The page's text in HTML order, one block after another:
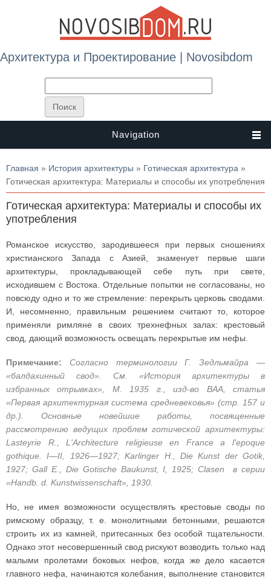
Архитектура и Проектирование | Novosibdom
Navigation
Вы здесь
Главная » История архитектуры » Готическая архитектура »
Готическая архитектура: Материалы и способы их употребления
Готическая архитектура: Материалы и способы их
употребления
Романское искусство, зародившееся при первых сношениях
христианского Запада с Азией, знаменует первые шаги
архитектуры, прокладывающей себе путь при свете,
исходившем с Востока. Отдельные попытки не согласованы, но
повсюду одно и то же стремление: перекрыть церковь сводами.
И, несомненно, правильным решением считают то, которое
применяли римляне в своих трехнефных залах: крестовый
свод, дающий возможность освещать перекрытые им нефы.
Примечание:
Согласно терминологии Г. Зедльмайра —
«балдахинный свод». См. «История архитектуры в
избранных отрывках», М. 1935 г., изд-во ВАА, статья
«Первая архитектурная система средневековья» (стр. 157 и
др.). Основные новейшие работы, посвященные
рассмотрению ведущих проблем готической архитектуры:
Lasteyrie R., L'Architecture religieuse en France a l'epoque
gothique. I—II, 1926—1927; Karlinger H., Die Kunst der Gotik,
1927; Gall E., Die Gotische Baukunst, I, 1925; Сlasen в серии
«Handb. d. Kunstwissenschaft», 1930.
Но, не имея возможности осуществлять крестовые своды по
римскому образцу, т. е. монолитными бетонными, решаются
строить их из камней, притесанных без особой тщательности.
Однако этот несовершенный свод рискуют возводить только над
малыми пролетами боковых нефов, когда же дело касается
главного нефа, начинаются колебания, выполнение становится